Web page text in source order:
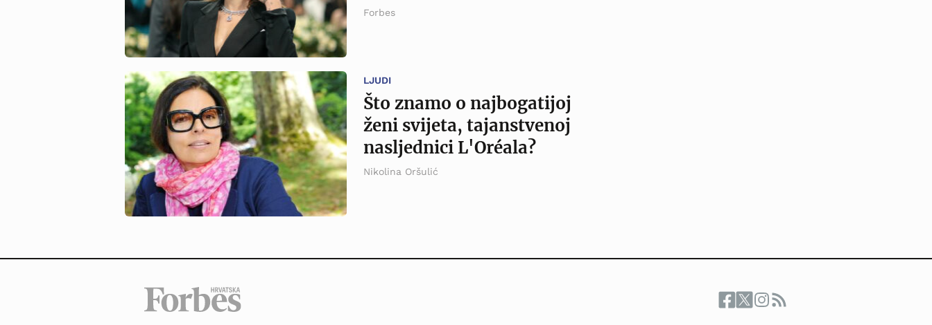
Forbes
LJUDI
Što znamo o najbogatijoj
ženi svijeta, tajanstvenoj
nasljednici L'Oréala?
Nikolina Oršulić